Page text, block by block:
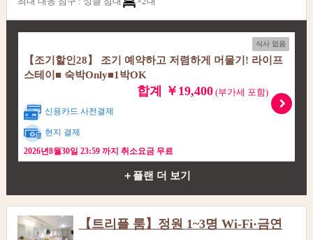
식사 없음
【조기할인28】 조기 예약하고 저렴하게 머물기! 라이프
스테이■ 숙박Only■1박OK
합계 ￥19,400(부가세 포함)
신용카드 사전결제
현지 결제
2026년8월30일 23:59 까지 취소요금 무료
＋플랜 더 보기
【트리플 룸】정원 1~3명 Wi-Fi·금연